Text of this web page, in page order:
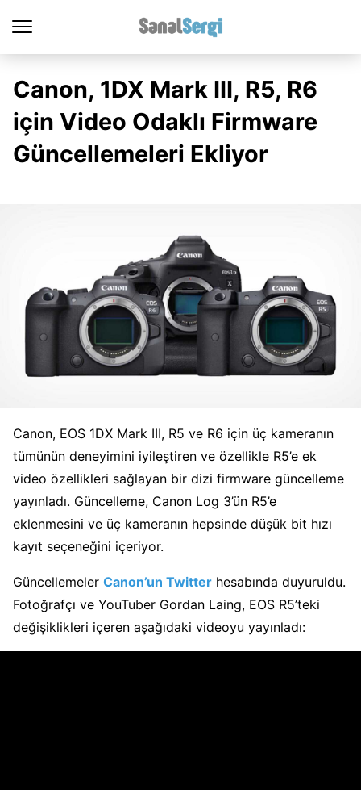
Canon, 1DX Mark III, R5, R6
için Video Odaklı Firmware
Güncellemeleri Ekliyor
Canon, EOS 1DX Mark III, R5 ve R6 için üç kameranın
tümünün deneyimini iyileştiren ve özellikle R5’e ek
video özellikleri sağlayan bir dizi firmware güncelleme
yayınladı. Güncelleme, Canon Log 3’ün R5’e
eklenmesini ve üç kameranın hepsinde düşük bit hızı
kayıt seçeneğini içeriyor.
Güncellemeler Canon’un Twitter hesabında duyuruldu.
Fotoğrafçı ve YouTuber Gordan Laing, EOS R5’teki
değişiklikleri içeren aşağıdaki videoyu yayınladı: